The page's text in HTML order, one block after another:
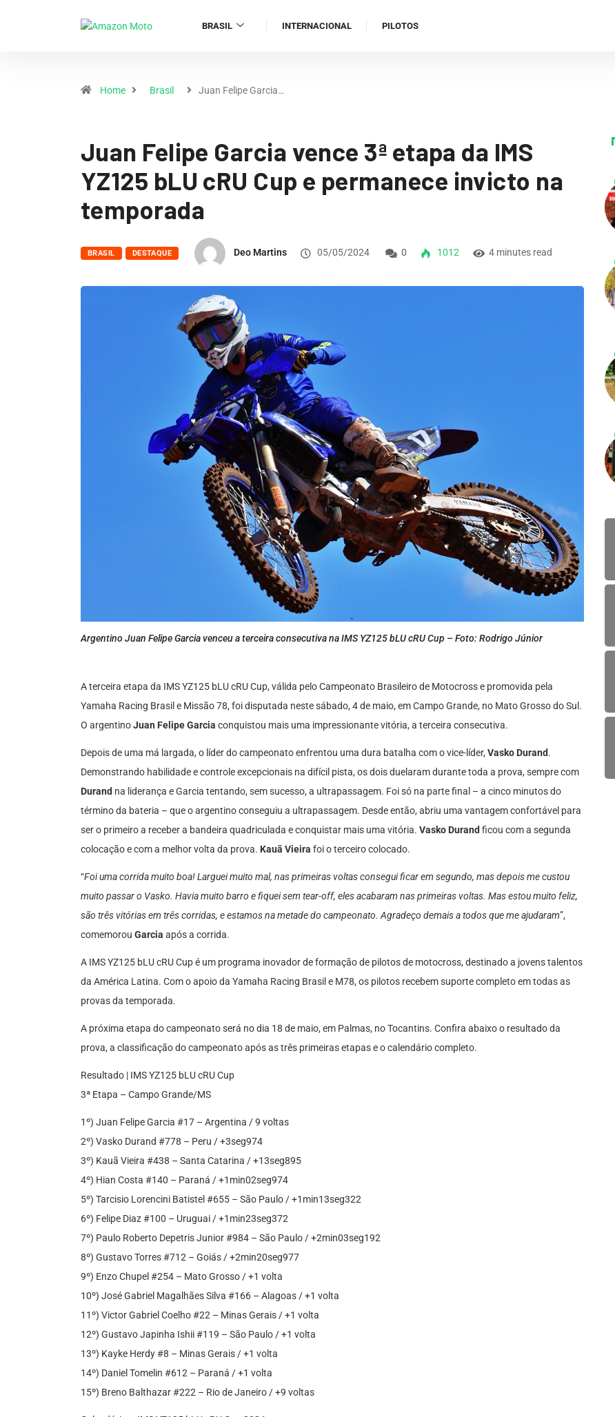
BRASIL INTERNACIONAL PILOTOS
Home Brasil Juan Felipe Garcia…
Juan Felipe Garcia vence 3ª etapa da IMS
YZ125 bLU cRU Cup e permanece invicto na
temporada
BRASIL DESTAQUE Deo Martins 05/05/2024 0 1012 4 minutes read
Argentino Juan Felipe Garcia venceu a terceira consecutiva na IMS YZ125 bLU cRU Cup – Foto: Rodrigo Júnior
A terceira etapa da IMS YZ125 bLU cRU Cup, válida pelo Campeonato Brasileiro de Motocross e promovida pela
Yamaha Racing Brasil e Missão 78, foi disputada neste sábado, 4 de maio, em Campo Grande, no Mato Grosso do Sul.
O argentinoJuan Felipe Garcia conquistou mais uma impressionante vitória, a terceira consecutiva.
Depois de uma má largada, o líder do campeonato enfrentou uma dura batalha com o vice-líder, Vasko Durand.
Demonstrando habilidade e controle excepcionais na difícil pista, os dois duelaram durante toda a prova, sempre com
Durand na liderança e Garcia tentando, sem sucesso, a ultrapassagem. Foi só na parte final – a cinco minutos do
término da bateria – que o argentino conseguiu a ultrapassagem. Desde então, abriu uma vantagem confortável para
ser o primeiro a receber a bandeira quadriculada e conquistar mais uma vitória. Vasko Durand ficou com a segunda
colocação e com a melhor volta da prova. Kauã Vieira foi o terceiro colocado.
“Foi uma corrida muito boa! Larguei muito mal, nas primeiras voltas consegui ficar em segundo, mas depois me custou
muito passar o Vasko. Havia muito barro e fiquei sem tear-off, eles acabaram nas primeiras voltas. Mas estou muito feliz,
são três vitórias em três corridas, e estamos na metade do campeonato. Agradeço demais a todos que me ajudaram”,
comemorou Garcia após a corrida.
A IMS YZ125 bLU cRU Cup é um programa inovador de formação de pilotos de motocross, destinado a jovens talentos
da América Latina. Com o apoio da Yamaha Racing Brasil e M78, os pilotos recebem suporte completo em todas as
provas da temporada.
A próxima etapa do campeonato será no dia 18 de maio, em Palmas, no Tocantins. Confira abaixo o resultado da
prova, a classificação do campeonato após as três primeiras etapas e o calendário completo.
Resultado | IMS YZ125 bLU cRU Cup
3ª Etapa – Campo Grande/MS
1º) Juan Felipe Garcia #17 – Argentina / 9 voltas
2º) Vasko Durand #778 – Peru / +3seg974
3º) Kauã Vieira #438 – Santa Catarina / +13seg895
4º) Hian Costa #140 – Paraná / +1min02seg974
5º) Tarcisio Lorencini Batistel #655 – São Paulo / +1min13seg322
6º) Felipe Diaz #100 – Uruguai / +1min23seg372
7º) Paulo Roberto Depetris Junior #984 – São Paulo / +2min03seg192
8º) Gustavo Torres #712 – Goiás / +2min20seg977
9º) Enzo Chupel #254 – Mato Grosso / +1 volta
10º) José Gabriel Magalhães Silva #166 – Alagoas / +1 volta
11º) Victor Gabriel Coelho #22 – Minas Gerais / +1 volta
12º) Gustavo Japinha Ishii #119 – São Paulo / +1 volta
13º) Kayke Herdy #8 – Minas Gerais / +1 volta
14º) Daniel Tomelin #612 – Paraná / +1 volta
15º) Breno Balthazar #222 – Rio de Janeiro / +9 voltas